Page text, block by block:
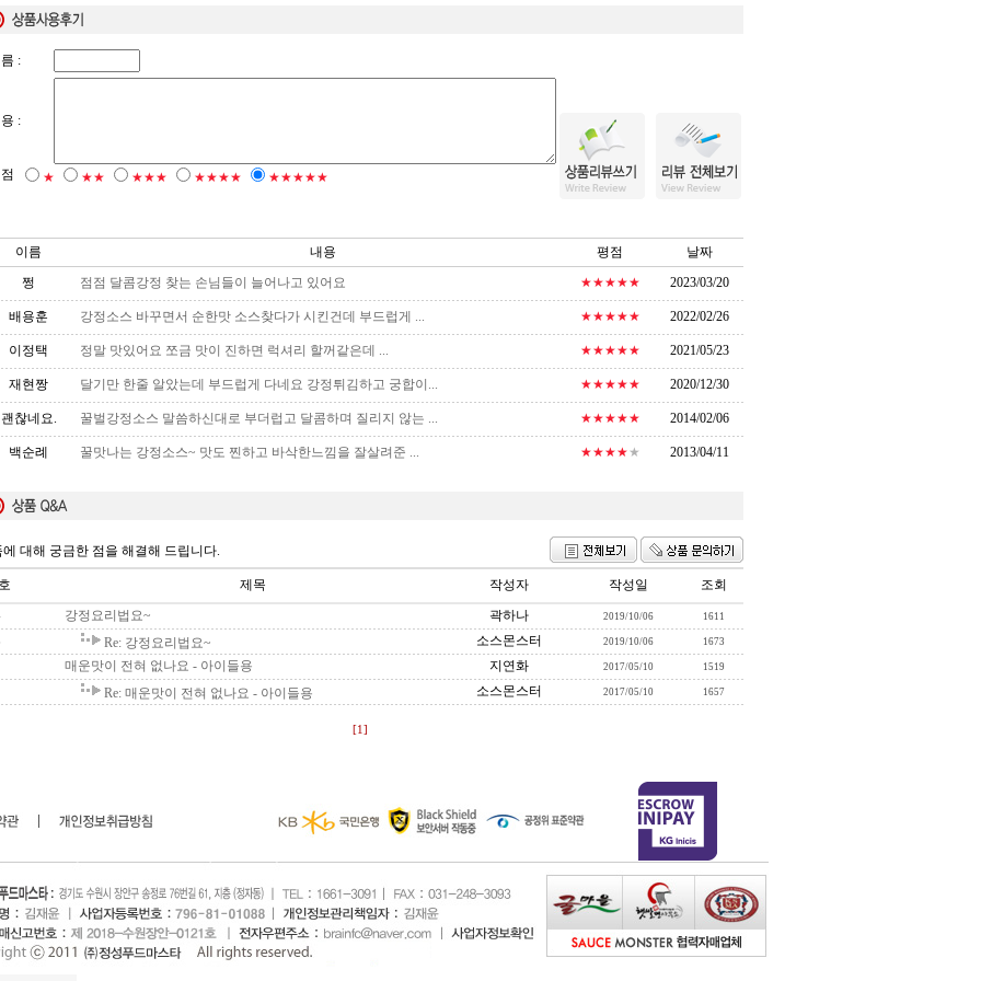
:
:
★ ★★ ★★★ ★★★★ ★★★★★
이름 내용 평점
날짜
쩡
점점 달콤강정 찾는 손님들이 늘어나고 있어요 ★★★★★ 2023/03/20
배용훈 강정소스 바꾸면서 순한맛 소스찾다가 시킨건데 부드럽게 ... ★★★★★ 2022/02/26
이정택 정말 맛있어요 쪼금 맛이 진하면 럭셔리 할꺼같은데 ... ★★★★★ 2021/05/23
재현짱 달기만 한줄 알았는데 부드럽게 다네요 강정튀김하고 궁합이... ★★★★★ 2020/12/30
괜찮네요. 꿀벌강정소스 말씀하신대로 부더럽고 달콤하며 질리지 않는 ... ★★★★★ 2014/02/06
백순례 꿀맛나는 강정소스~ 맛도 찐하고 바삭한느낌을 잘살려준 ... ★★★★★ 2013/04/11
에 대해 궁금한 점을 해결해 드립니다.
제목 작성자 작성일 조회
강정요리법요~ 곽하나 2019/10/06 1611
Re: 강정요리법요~ 소스몬스터 2019/10/06 1673
매운맛이 전혀 없나요 - 아이들용 지연화 2017/05/10 1519
Re: 매운맛이 전혀 없나요 - 아이들용 소스몬스터 2017/05/10 1657
[1]